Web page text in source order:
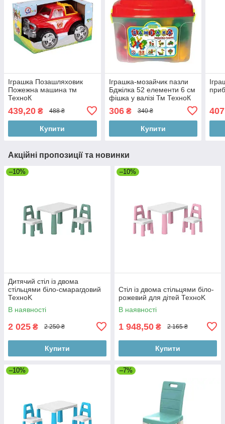
Іграшка Позашляховик
Пожежна машина тм
ТехноК
439,20 ₴ 488 ₴
Купити
Іграшка-мозайчик пазли
Бджілка 52 елементи 6 см
фішка у валізі Тм ТехноК
306₴ 340 ₴
Купити
Акційні пропозиції та новинки
–10%
Дитячий стіл із двома
стільцями біло-смарагдовий
ТехноK
В наявності
2 025 ₴ 2 250 ₴
Купити
–10%
Стіл із двома стільцями біло-
рожевий для дітей ТехноK
В наявності
1 948,50 ₴ 2 165 ₴
Купити
–10% –7%